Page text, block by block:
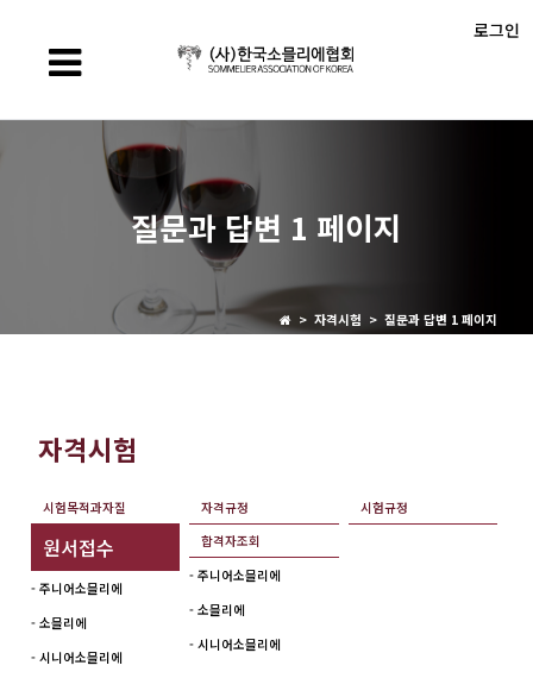
로그인
질문과 답변 1 페이지
> 자격시험 > 질문과 답변 1 페이지
자격시험
시험목적과자질 자격규정 시험규정
원서접수
- 주니어소믈리에
- 소믈리에
- 시니어소믈리에
합격자조회
- 주니어소믈리에
- 소믈리에
- 시니어소믈리에